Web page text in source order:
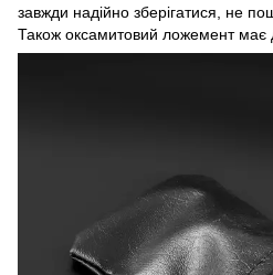
завжди надійно зберігатися, не
Також оксамитовий ложемент має